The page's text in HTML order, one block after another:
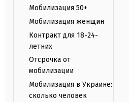
Мобилизация 50+
Мобилизация женщин
Контракт для 18-24-
летних
Отсрочка от
мобилизации
Мобилизация в Украине:
сколько человек